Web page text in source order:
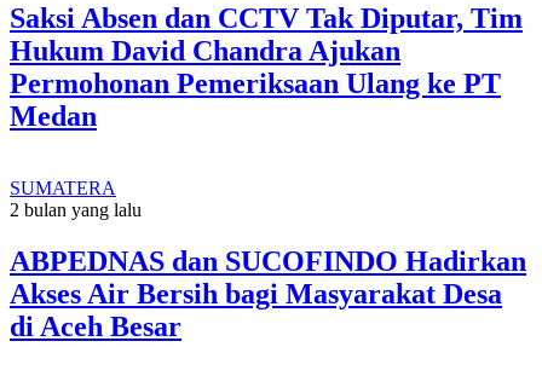
Saksi Absen dan CCTV Tak Diputar, Tim
Hukum David Chandra Ajukan
Permohonan Pemeriksaan Ulang ke PT
Medan
SUMATERA
2 bulan yang lalu
ABPEDNAS dan SUCOFINDO Hadirkan
Akses Air Bersih bagi Masyarakat Desa
di Aceh Besar